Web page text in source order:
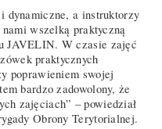
dynamiczne, a instruktorzy
wszelką praktyczną
JAVELIN. W czasie zajęć
praktycznych
poprawieniem swojej
bardzo zadowolony, że
zajęciach” – powiedział
Obrony Terytorialnej.